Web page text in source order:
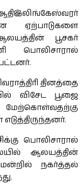
ஏற்பாடுகளை
பூசகர்
பொலிசாரால்
தினத்தை
விசேட பூஜை
பொலிசாரால்
ஆலயத்தின்
நகர்த்தல்